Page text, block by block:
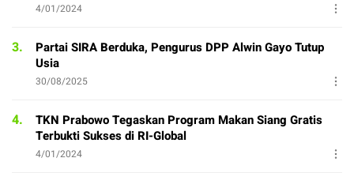
4/01/2024
3.
Partai SIRA Berduka, Pengurus DPP Alwin Gayo Tutup
Usia
30/08/2025
4.
TKN Prabowo Tegaskan Program Makan Siang Gratis
Terbukti Sukses di RI-Global
4/01/2024